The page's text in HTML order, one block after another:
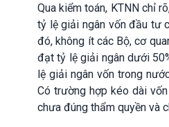
Qua kiểm toán, KTNN chỉ
tỷ lệ giải ngân vốn đầu tư
đó, không ít các Bộ, cơ
đạt tỷ lệ giải ngân dưới
lệ giải ngân vốn trong
Có trường hợp kéo dài
chưa đúng thẩm quyền và